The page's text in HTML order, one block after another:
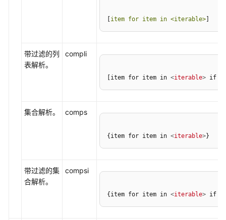
C/C++
IDE
用
CodeArts
[item for item in <iterable>]
带过滤的列
表解析。
compli
[item for item in <iterable> if
集合解析。 comps
{item for item in <iterable>}
带过滤的集
合解析。
compsi
{item for item in <iterable> if